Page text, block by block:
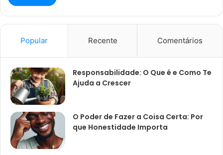
Popular Recente Comentários
Responsabilidade: O Que é e Como Te
Ajuda a Crescer
O Poder de Fazer a Coisa Certa: Por
que Honestidade Importa